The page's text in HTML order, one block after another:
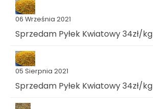
06 Września 2021
Sprzedam Pyłek Kwiatowy 34zł/kg
05 Sierpnia 2021
Sprzedam Pyłek Kwiatowy 34zł/kg